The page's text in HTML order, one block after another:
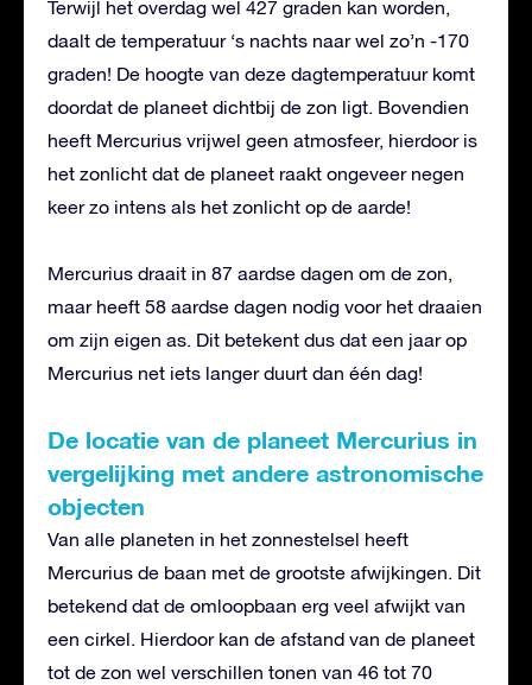
Terwijl het overdag wel 427 graden kan worden,
daalt de temperatuur ‘s nachts naar wel zo’n -170
graden! De hoogte van deze dagtemperatuur komt
doordat de planeet dichtbij de zon ligt. Bovendien
heeft Mercurius vrijwel geen atmosfeer, hierdoor is
het zonlicht dat de planeet raakt ongeveer negen
keer zo intens als het zonlicht op de aarde!
Mercurius draait in 87 aardse dagen om de zon,
maar heeft 58 aardse dagen nodig voor het draaien
om zijn eigen as. Dit betekent dus dat een jaar op
Mercurius net iets langer duurt dan één dag!
De locatie van de planeet Mercurius in
vergelijking met andere astronomische
objecten
Van alle planeten in het zonnestelsel heeft
Mercurius de baan met de grootste afwijkingen. Dit
betekend dat de omloopbaan erg veel afwijkt van
een cirkel. Hierdoor kan de afstand van de planeet
tot de zon wel verschillen tonen van 46 tot 70